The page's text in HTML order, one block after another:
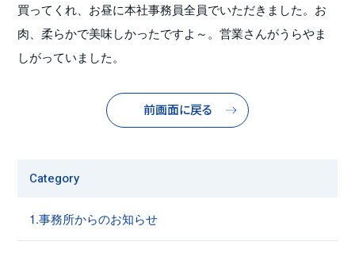
買ってくれ、お昼に本社事務員全員でいただきました。お
肉、柔らかで美味しかったですよ～。営業さんがうらやま
しがっていました。
前画面に戻る
Category
1.事務所からのお知らせ